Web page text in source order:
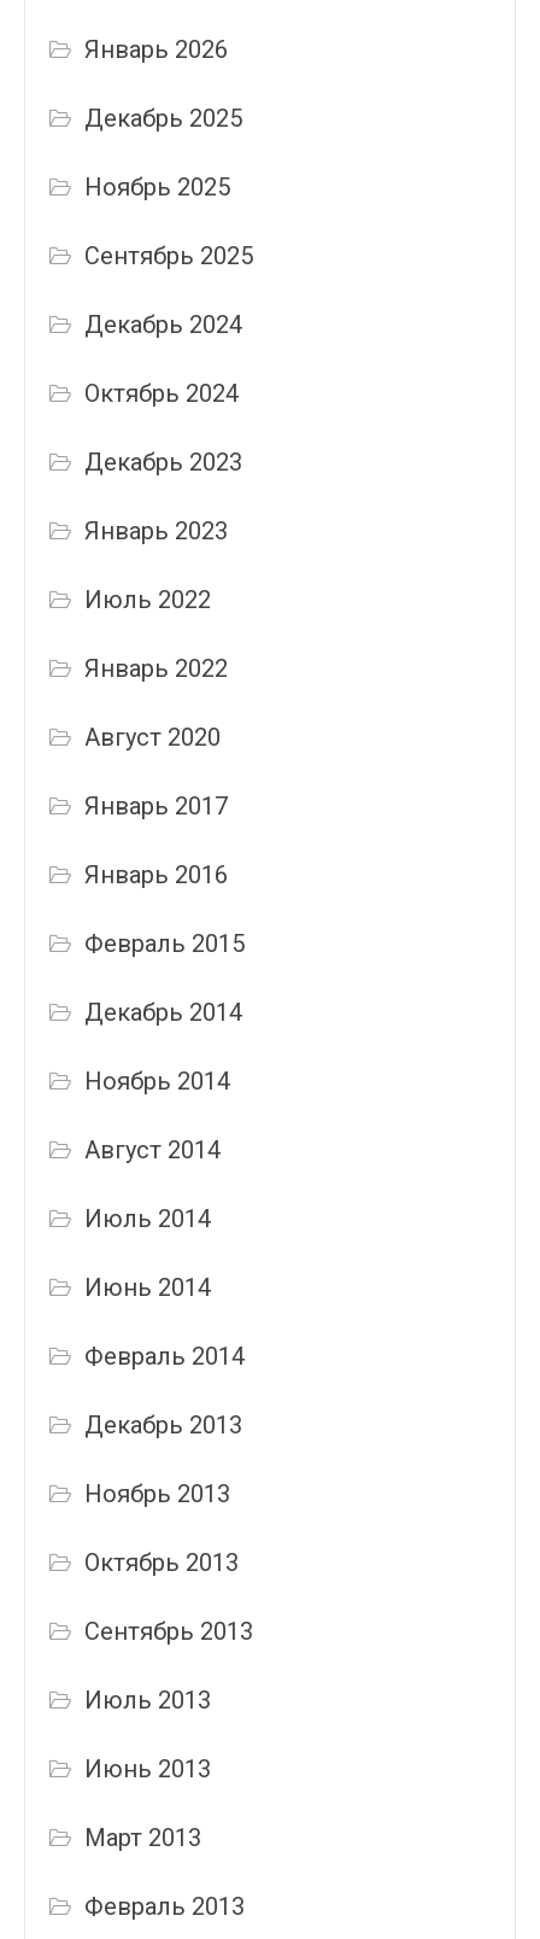
Январь 2026
Декабрь 2025
Ноябрь 2025
Сентябрь 2025
Декабрь 2024
Октябрь 2024
Декабрь 2023
Январь 2023
Июль 2022
Январь 2022
Август 2020
Январь 2017
Январь 2016
Февраль 2015
Декабрь 2014
Ноябрь 2014
Август 2014
Июль 2014
Июнь 2014
Февраль 2014
Декабрь 2013
Ноябрь 2013
Октябрь 2013
Сентябрь 2013
Июль 2013
Июнь 2013
Март 2013
Февраль 2013